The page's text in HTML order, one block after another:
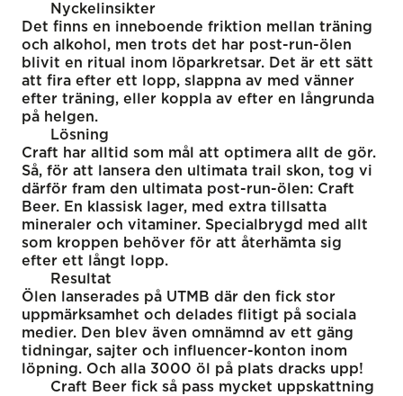
Nyckelinsikter
Det finns en inneboende friktion mellan träning
och alkohol, men trots det har post-run-ölen
blivit en ritual inom löparkretsar. Det är ett sätt
att fira efter ett lopp, slappna av med vänner
efter träning, eller koppla av efter en långrunda
på helgen.
Lösning
Craft har alltid som mål att optimera allt de gör.
Så, för att lansera den ultimata trail skon, tog vi
därför fram den ultimata post-run-ölen: Craft
Beer. En klassisk lager, med extra tillsatta
mineraler och vitaminer. Specialbrygd med allt
som kroppen behöver för att återhämta sig
efter ett långt lopp.
Resultat
Ölen lanserades på UTMB där den fick stor
uppmärksamhet och delades flitigt på sociala
medier. Den blev även omnämnd av ett gäng
tidningar, sajter och influencer-konton inom
löpning. Och alla 3000 öl på plats dracks upp!
Craft Beer fick så pass mycket uppskattning